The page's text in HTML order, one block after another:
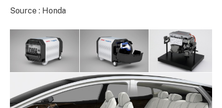
Source : Honda